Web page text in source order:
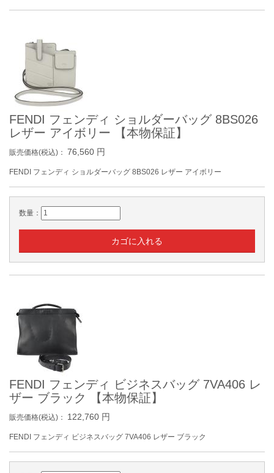
FENDI フェンディ ショルダーバッグ 8BS026
レザー アイボリー 【本物保証】
販売価格(税込)： 76,560 円
FENDI フェンディ ショルダーバッグ 8BS026 レザー アイボリー
数量：
FENDI フェンディ ビジネスバッグ 7VA406 レ
ザー ブラック 【本物保証】
販売価格(税込)： 122,760 円
FENDI フェンディ ビジネスバッグ 7VA406 レザー ブラック